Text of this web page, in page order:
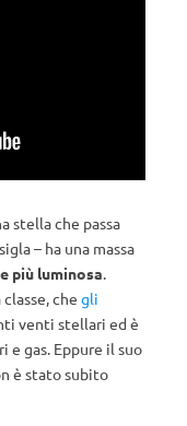
stella che passa
– ha una massa
più luminosa.
che gli
venti stellari ed è
e gas. Eppure il suo
è stato subito